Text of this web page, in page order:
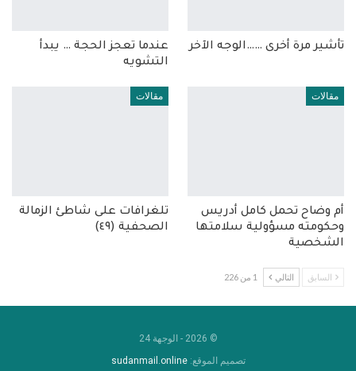
تأشير مرة أخرى ……الوجه الآخر
عندما تعجز الحجة … يبدأ
التشويه
مقالات
أم وضاح تحمل كامل أدريس
وحكومته مسؤولية سلامتها
الشخصية
مقالات
تلغرافات على شاطئ الزمالة
الصحفية (٤٩)
السابق التالي 1 من 226
© 2026 - الوجهة 24
تصميم الموقع:sudanmail.online